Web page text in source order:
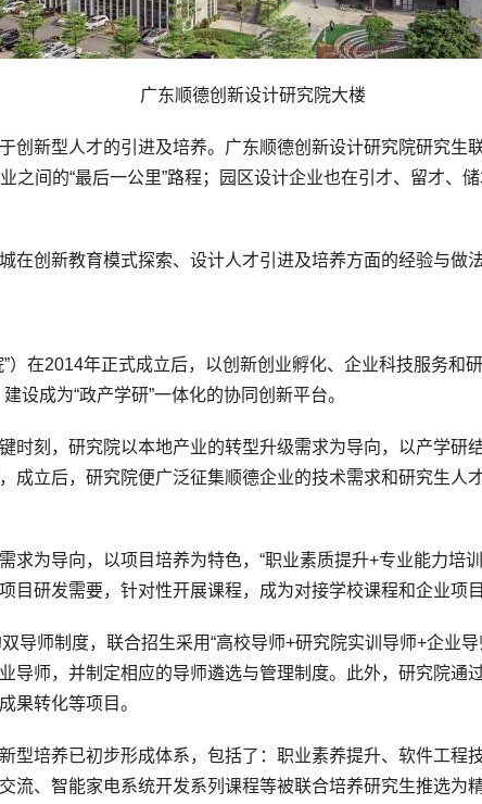
广东顺德创新设计研究院大楼
创新型人才的引进及培养。广东顺德创新设计研究院研究生
之间的“最后一公里”路程；园区设计企业也在引才、留才、
在创新教育模式探索、设计人才引进及培养方面的经验与做
2014年正式成立后，以创新创业孵化、企业科技服务和研
设成为“政产学研”一体化的协同创新平台。
时刻，研究院以本地产业的转型升级需求为导向，以产学研
成立后，研究院便广泛征集顺德企业的技术需求和研究生人
为导向，以项目培养为特色，“职业素质提升+专业能力培
目研发需要，针对性开展课程，成为对接学校课程和企业项
师制度，联合招生采用“高校导师+研究院实训导师+企业
师，并制定相应的导师遴选与管理制度。此外，研究院通
果转化等项目。
培养已初步形成体系，包括了：职业素养提升、软件工程
流、智能家电系统开发系列课程等被联合培养研究生推选为精